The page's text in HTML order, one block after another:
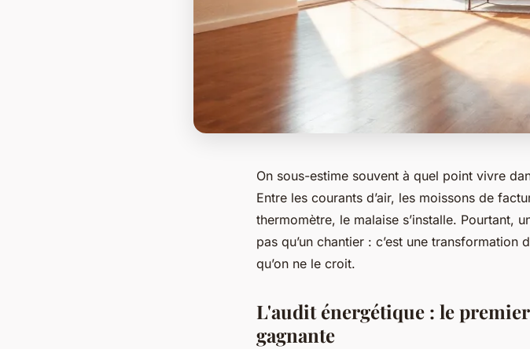
On sous-estime souvent à quel point vivre
Entre les courants d’air, les moissons de
thermomètre, le malaise s’installe. Pourtant,
pas qu’un chantier : c’est une
qu’on ne le croit.
L'audit énergétique : le
gagnante